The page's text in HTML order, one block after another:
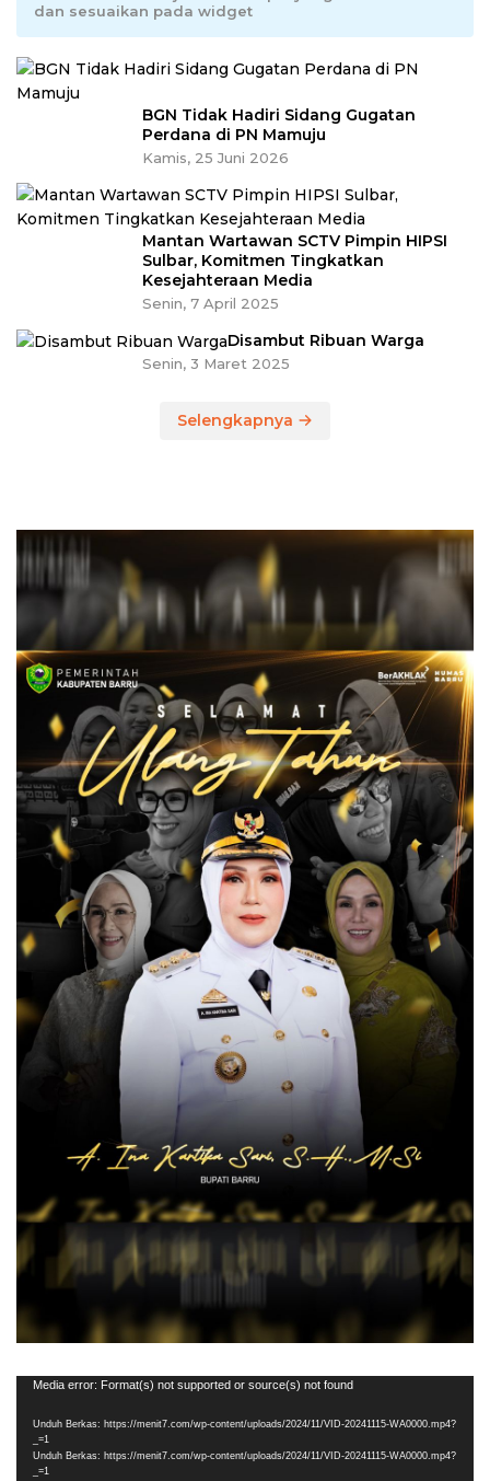
dan sesuaikan pada widget
BGN Tidak Hadiri Sidang Gugatan
Perdana di PN Mamuju
Kamis, 25 Juni 2026
Mantan Wartawan SCTV Pimpin HIPSI
Sulbar, Komitmen Tingkatkan
Kesejahteraan Media
Senin, 7 April 2025
Disambut Ribuan Warga
Senin, 3 Maret 2025
Selengkapnya
Pemutar
Media error: Format(s) not supported or source(s) not found
Unduh Berkas: https://menit7.com/wp-content/uploads/2024/11/VID-20241115-WA0000.mp4?
_=1
Unduh Berkas: https://menit7.com/wp-content/uploads/2024/11/VID-20241115-WA0000.mp4?
_=1